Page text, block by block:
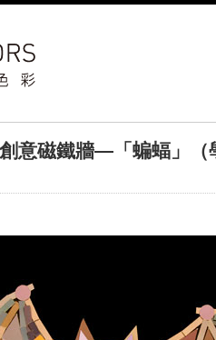
創意磁鐵牆—「蝙蝠」